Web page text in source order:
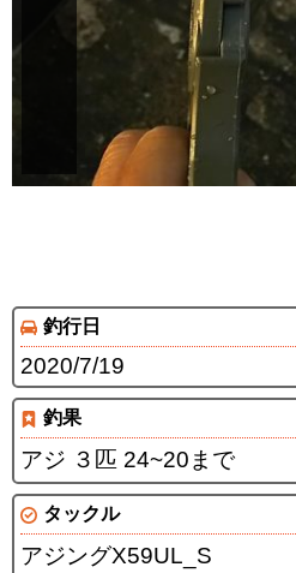
釣行日
2020/7/19
釣果
アジ ３匹 24~20まで
タックル
アジングX59UL_S